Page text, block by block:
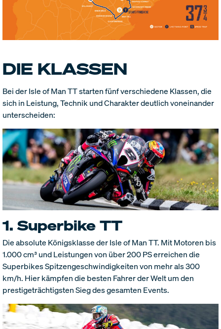
DIE KLASSEN
Bei der Isle of Man TT starten fünf verschiedene Klassen, die
sich in Leistung, Technik und Charakter deutlich voneinander
unterscheiden:
1. Superbike TT
Die absolute Königsklasse der Isle of Man TT. Mit Motoren bis
1.000 cm³ und Leistungen von über 200 PS erreichen die
Superbikes Spitzengeschwindigkeiten von mehr als 300
km/h. Hier kämpfen die besten Fahrer der Welt um den
prestigeträchtigsten Sieg des gesamten Events.